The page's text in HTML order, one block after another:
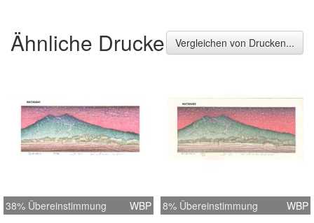
Ähnliche Drucke Vergleichen von Drucken...
38% Übereinstimmung WBP 8% Übereinstimmung WBP